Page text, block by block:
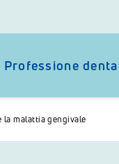
Professione
la malattia gengivale